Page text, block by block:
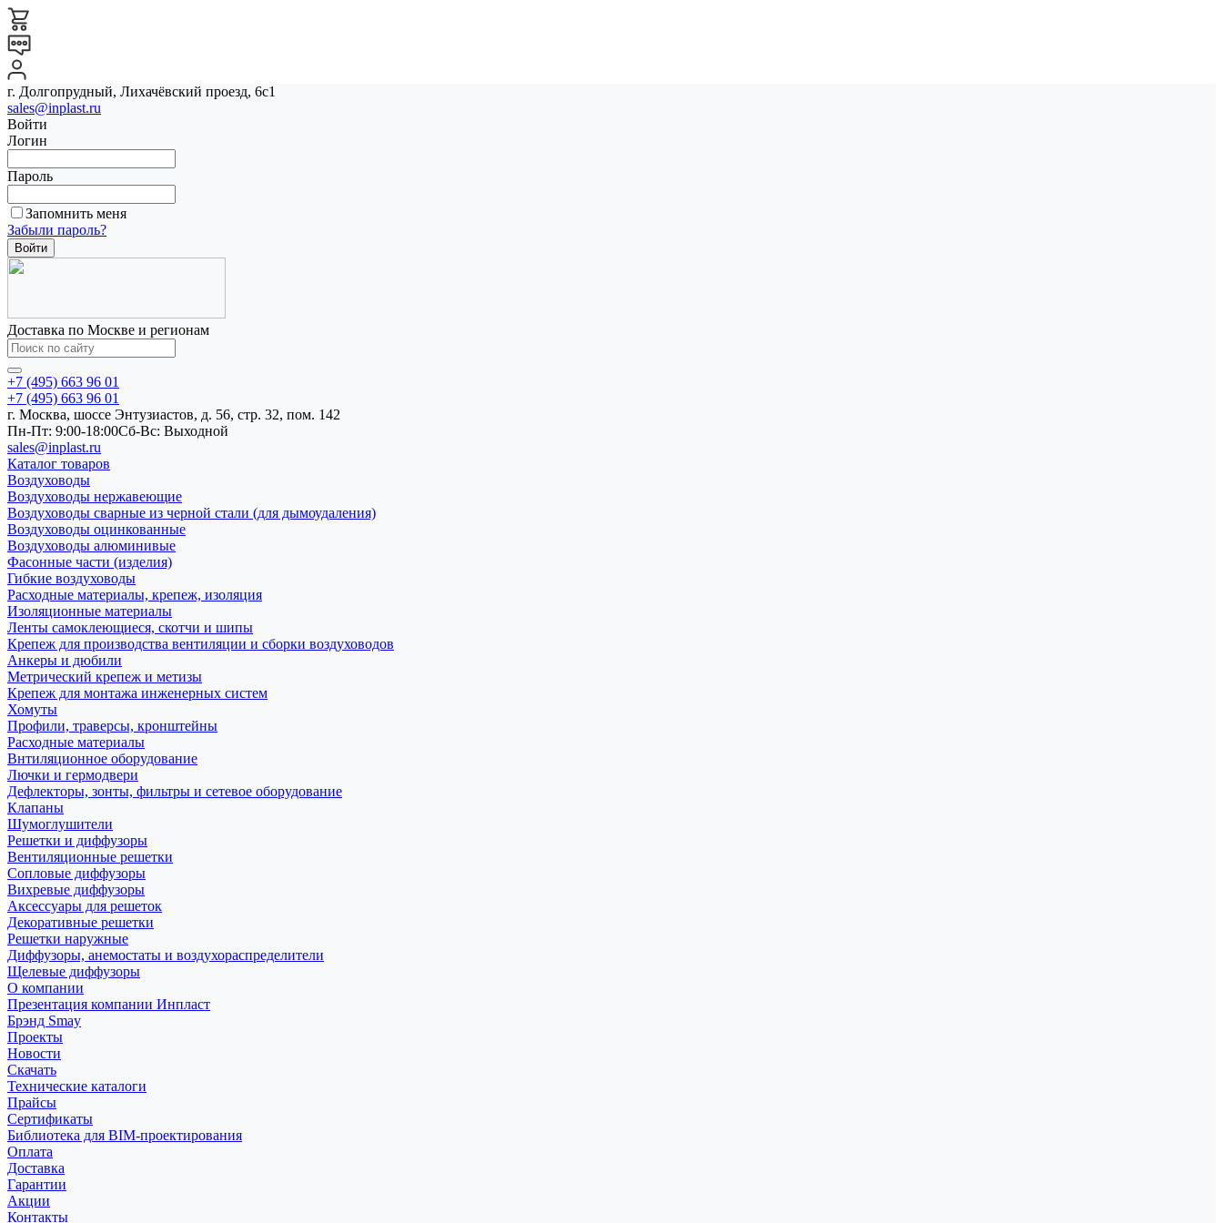
г. Долгопрудный, Лихачёвский проезд, 6с1
sales@inplast.ru
Войти
Логин
Пароль
Запомнить меня
Забыли пароль?
Доставка по Москве и регионам
+7 (495) 663 96 01
+7 (495) 663 96 01
г. Москва, шоссе Энтузиастов, д. 56, стр. 32, пом. 142
Пн-Пт: 9:00-18:00Cб-Вс: Выходной
sales@inplast.ru
Каталог товаров
Воздуховоды
Воздуховоды нержавеющие
Воздуховоды сварные из черной стали (для дымоудаления)
Воздуховоды оцинкованные
Воздуховоды алюминивые
Фасонные части (изделия)
Гибкие воздуховоды
Расходные материалы, крепеж, изоляция
Изоляционные материалы
Ленты самоклеющиеся, скотчи и шипы
Крепеж для производства вентиляции и сборки воздуховодов
Анкеры и дюбили
Метрический крепеж и метизы
Крепеж для монтажа инженерных систем
Хомуты
Профили, траверсы, кронштейны
Расходные материалы
Внтиляционное оборудование
Лючки и гермодвери
Дефлекторы, зонты, фильтры и сетевое оборудование
Клапаны
Шумоглушители
Решетки и диффузоры
Вентиляционные решетки
Сопловые диффузоры
Вихревые диффузоры
Аксессуары для решеток
Декоративные решетки
Решетки наружные
Диффузоры, анемостаты и воздухораспределители
Щелевые диффузоры
О компании
Презентация компании Инпласт
Брэнд Smay
Проекты
Новости
Скачать
Технические каталоги
Прайсы
Сертификаты
Библиотека для BIM-проектирования
Оплата
Доставка
Гарантии
Акции
Контакты